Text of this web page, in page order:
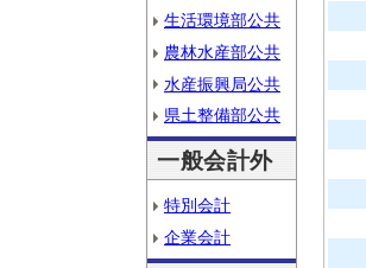
生活環境部公共
農林水産部公共
水産振興局公共
県土整備部公共
一般会計外
特別会計
企業会計